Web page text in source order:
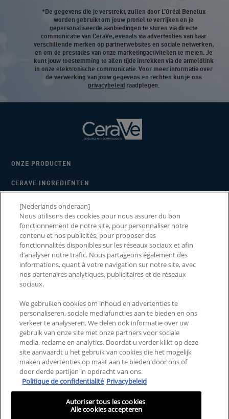
*De gegevens die je verstrekt, zullen door L’Oréal Benelux
worden gebruikt om jouw profiel te verrijken en je
gepersonaliseerde aanbiedingen te sturen via directe
communicatie van CeraVe, evenals via advertenties van haar
verschillende merken op partnerwebsites en sociale netwerken,
en om de prestaties van onze marketingactiviteiten te meten. Je
kunt jouw toestemming te allen tijde intrekken via de afmeldlink
in onze elektronische communicatie. Voor meer informatie over
de verwerking van jouw gegevens en rechten kun je ons
privacybeleid raadplegen.
ONZE PRODUCTEN
CERAVE INGREDIËNTEN
WAAROM CERAVE
2026 CERAWARDS
NEEM CONTACT MET ONS
OP
LANDEN EN REGIO'S
ALGEMENE VOORWAARDEN PRIVACYBELEID
ALGEMENE VOORWAARDEN
VOOR CONSUMENTEN
REVIEWS EN RECENSIES
MIJN COOKIE-
INSTELLINGEN
Deze site is bedoeld voor consumenten uit de Benelux. Cookies en
gerelateerde technologie worden gebruikt voor advertenties. Voor meer
informatie of om je af te melden, ga je naarAdChoices
[Nederlands onderaan]
Nous utilisons des cookies pour nous assurer du bon
fonctionnement de notre site, pour personnaliser notre
contenu et nos publicités, pour proposer des
fonctionnalités disponibles sur les réseaux sociaux et afin
d’analyser notre trafic. Nous partageons également des
informations, quant à votre navigation sur notre site, avec
nos partenaires analytiques, publicitaires et de réseaux
sociaux.
We gebruiken cookies om inhoud en advertenties te
personaliseren, sociale mediafuncties aan te bieden en ons
verkeer te analyseren. We delen ook informatie over uw
gebruik van onze site met onze partners voor sociale
media, reclame en analytics. Doordat u verder klikt op deze
site aanvaardt u het gebruik van cookies die het mogelijk
maken advertenties op maat aan te bieden door ons of
door derde partijen in opdracht van ons.
Politique de confidentialité Privacybeleid
Autoriser tous les cookies
Alle cookies accepteren